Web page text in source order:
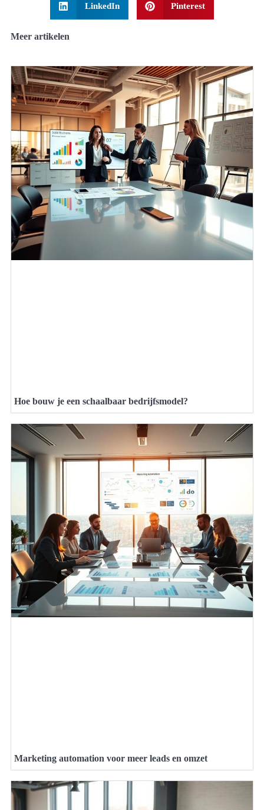
LinkedIn Pinterest
Meer artikelen
Hoe bouw je een schaalbaar bedrijfsmodel?
Marketing automation voor meer leads en omzet